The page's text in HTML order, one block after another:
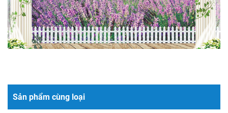
Sản phẩm cùng loại